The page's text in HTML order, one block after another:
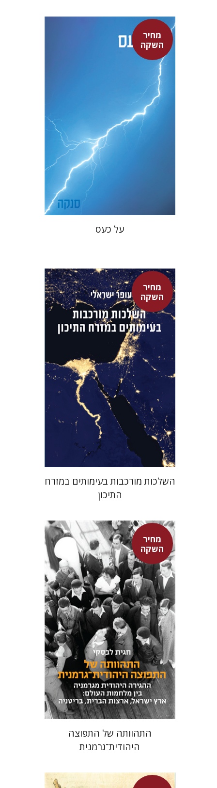
מחיר
השקה
סנקה
דבורה גילולה
דבורה גילולה
מחיר השקה
על כעס
מחיר
השקה
עופר ישראלי
גיא הרלינג
מחיר השקה
$29
השלכות מורכבות בעימותים במזרח
התיכון
מחיר
השקה
חגית לבסקי
מאירה טורצקי
מחיר השקה
$34
$24
התהוותה של התפוצה
היהודית־גרמנית